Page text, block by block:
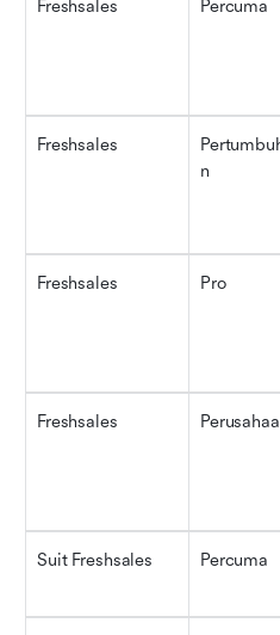
Freshsales Percuma
Freshsales
n
Freshsales Pro
Freshsales
Suit Freshsales Percuma